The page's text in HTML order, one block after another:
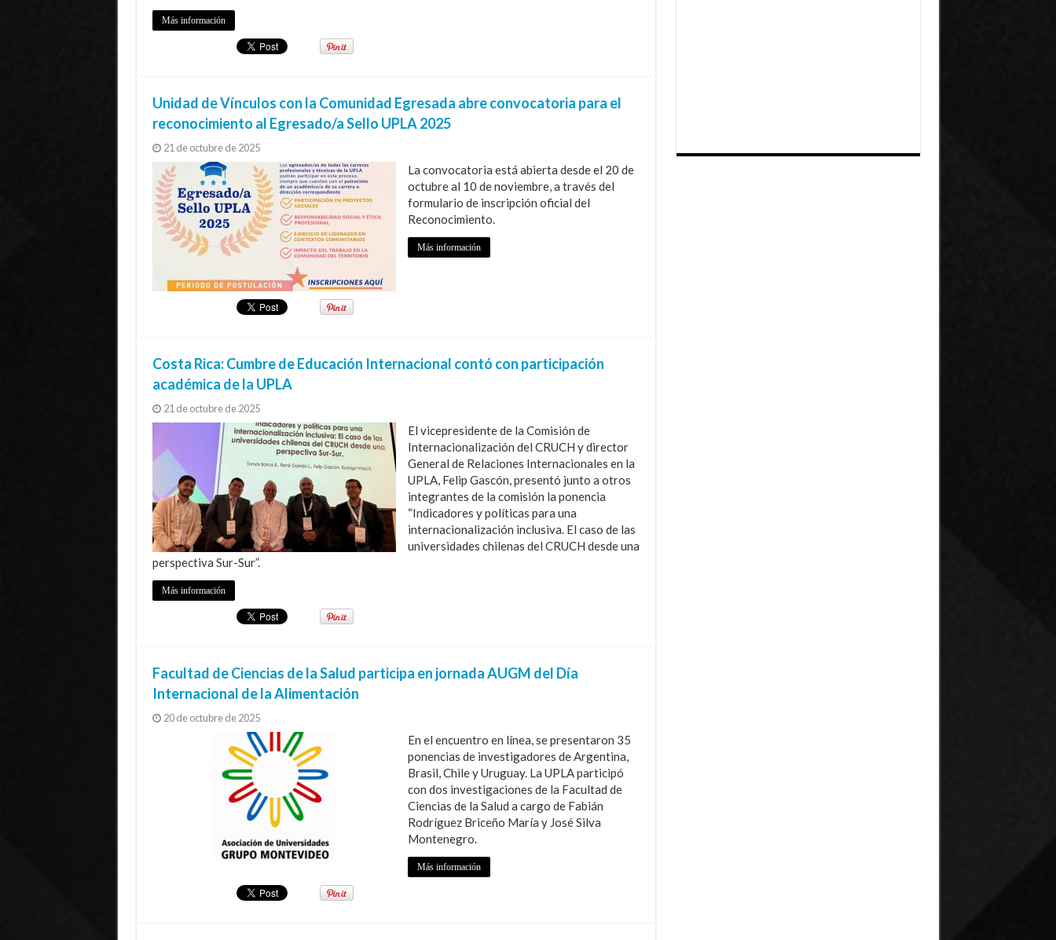
Más información
Unidad de Vínculos con la Comunidad Egresada abre convocatoria para el
reconocimiento al Egresado/a Sello UPLA 2025
21 de octubre de 2025
La convocatoria está abierta desde el 20 de
octubre al 10 de noviembre, a través del
formulario de inscripción oficial del
Reconocimiento.
Más información
Costa Rica: Cumbre de Educación Internacional contó con participación
académica de la UPLA
21 de octubre de 2025
El vicepresidente de la Comisión de
Internacionalización del CRUCH y director
General de Relaciones Internacionales en la
UPLA, Felip Gascón, presentó junto a otros
integrantes de la comisión la ponencia
“Indicadores y políticas para una
internacionalización inclusiva. El caso de las
universidades chilenas del CRUCH desde una
perspectiva Sur-Sur”.
Más información
Facultad de Ciencias de la Salud participa en jornada AUGM del Día
Internacional de la Alimentación
20 de octubre de 2025
En el encuentro en línea, se presentaron 35
ponencias de investigadores de Argentina,
Brasil, Chile y Uruguay. La UPLA participó
con dos investigaciones de la Facultad de
Ciencias de la Salud a cargo de Fabián
Rodríguez Briceño María y José Silva
Montenegro.
Más información